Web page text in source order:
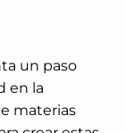
un paso
en la
materias